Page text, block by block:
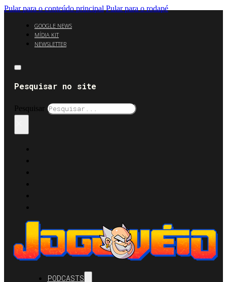
Pular para o conteúdo principal Pular para o rodapé
GOOGLE NEWS
MÍDIA KIT
NEWSLETTER
Pesquisar no site
Pesquisar
PODCASTS